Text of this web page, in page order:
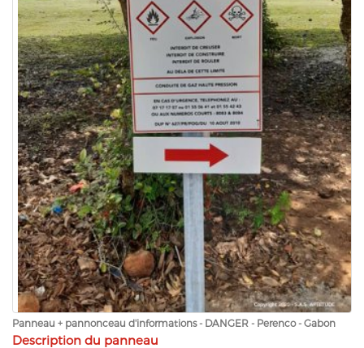
Panneau + pannonceau d'informations - DANGER - Perenco - Gabon
Description du panneau